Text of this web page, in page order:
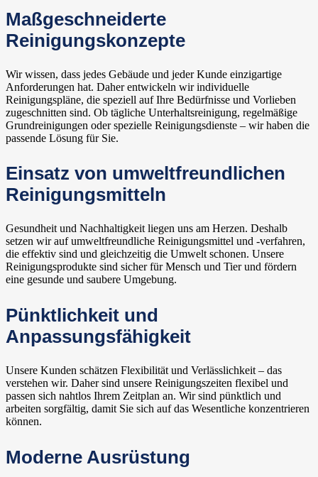
Maßgeschneiderte
Reinigungskonzepte
Wir wissen, dass jedes Gebäude und jeder Kunde einzigartige
Anforderungen hat. Daher entwickeln wir individuelle
Reinigungspläne, die speziell auf Ihre Bedürfnisse und Vorlieben
zugeschnitten sind. Ob tägliche Unterhaltsreinigung, regelmäßige
Grundreinigungen oder spezielle Reinigungsdienste – wir haben die
passende Lösung für Sie.
Einsatz von umweltfreundlichen
Reinigungsmitteln
Gesundheit und Nachhaltigkeit liegen uns am Herzen. Deshalb
setzen wir auf umweltfreundliche Reinigungsmittel und -verfahren,
die effektiv sind und gleichzeitig die Umwelt schonen. Unsere
Reinigungsprodukte sind sicher für Mensch und Tier und fördern
eine gesunde und saubere Umgebung.
Pünktlichkeit und
Anpassungsfähigkeit
Unsere Kunden schätzen Flexibilität und Verlässlichkeit – das
verstehen wir. Daher sind unsere Reinigungszeiten flexibel und
passen sich nahtlos Ihrem Zeitplan an. Wir sind pünktlich und
arbeiten sorgfältig, damit Sie sich auf das Wesentliche konzentrieren
können.
Moderne Ausrüstung